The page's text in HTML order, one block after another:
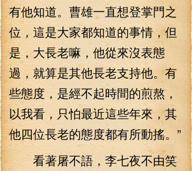
有他知道。曹雄一直想登掌門之
位，這是大家都知道的事情，但
是，大長老嘛，他從來沒表態
過，就算是其他長老支持他。有
些態度，是經不起時間的煎熬，
以我看，只怕最近這些年來，其
他四位長老的態度都有所動搖。”
看著屠不語，李七夜不由笑